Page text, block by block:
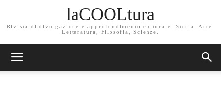
laCOOLtura
Rivista di divulgazione e approfondimento culturale. Storia, Arte,
Letteratura, Filosofia, Scienze.